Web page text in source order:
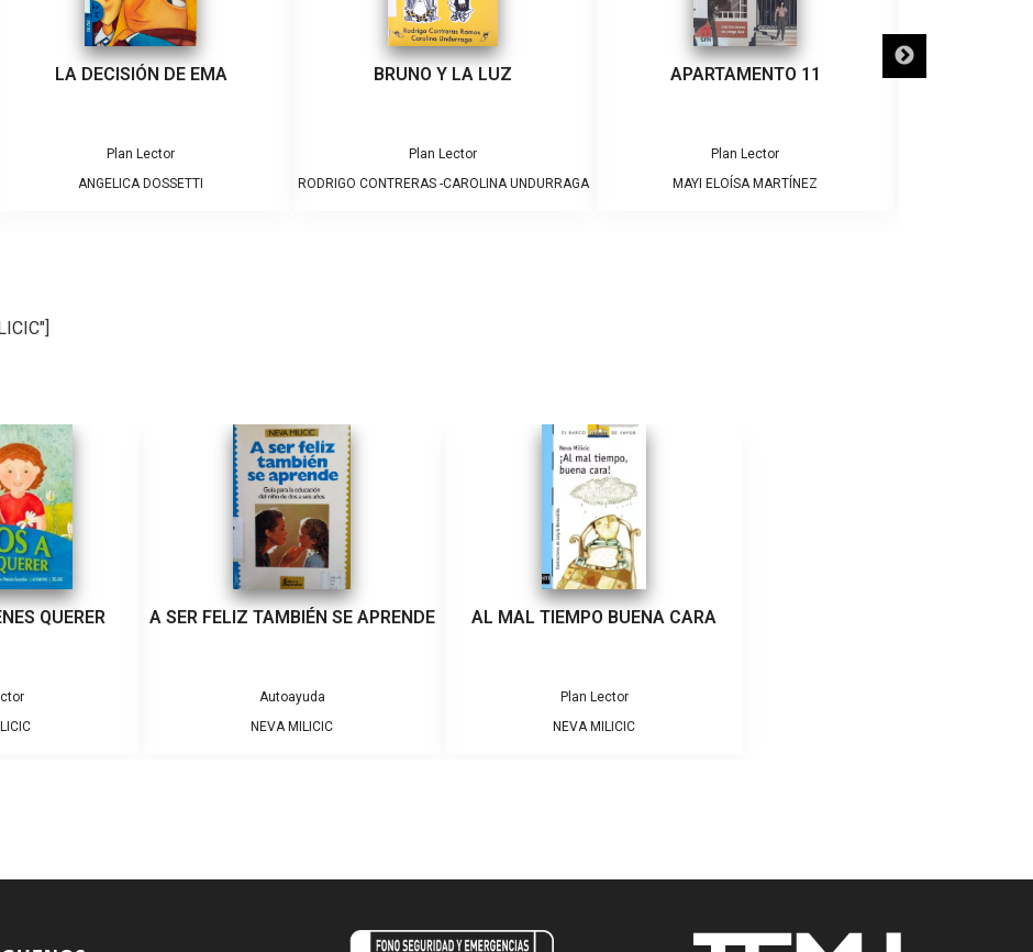
LA DECISIÓN DE EMA
Plan Lector
ANGELICA DOSSETTI
BRUNO Y LA LUZ
Plan Lector
RODRIGO CONTRERAS -CAROLINA UNDURRAGA
APARTAMENTO 11
Plan Lector
MAYI ELOÍSA MARTÍNEZ
QUERER A SER FELIZ TAMBIÉN SE APRENDE
Autoayuda
NEVA MILICIC
AL MAL TIEMPO BUENA CARA
Plan Lector
NEVA MILICIC